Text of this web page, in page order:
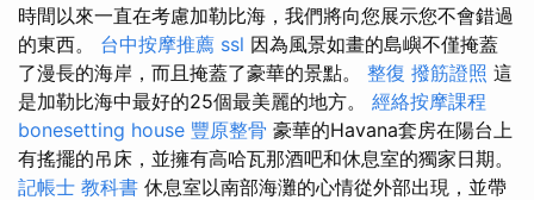
時間以來一直在考慮加勒比海，我們將向您展示您不會錯過
的東西。 台中按摩推薦 ssl 因為風景如畫的島嶼不僅掩蓋
了漫長的海岸，而且掩蓋了豪華的景點。 整復 撥筋證照 這
是加勒比海中最好的25個最美麗的地方。 經絡按摩課程
bonesetting house 豐原整骨 豪華的Havana套房在陽台上
有搖擺的吊床，並擁有高哈瓦那酒吧和休息室的獨家日期。
記帳士 教科書 休息室以南部海灘的心情從外部出現，並帶